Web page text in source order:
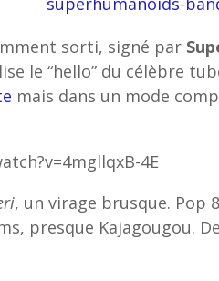
sorti, signé par
le “hello” du célèbre
mais dans un mode
4E
, un virage brusque. Pop
presque Kajagougou.